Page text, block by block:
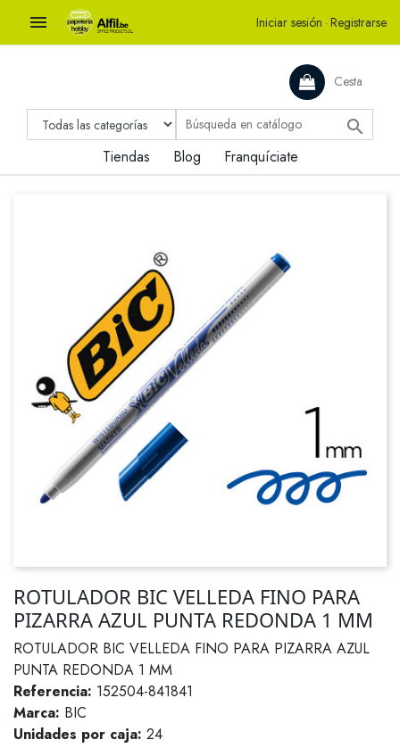
 Iniciar sesión · Registrarse
Cesta

Tiendas Blog Franquíciate
ROTULADOR BIC VELLEDA FINO PARA
PIZARRA AZUL PUNTA REDONDA 1 MM
ROTULADOR BIC VELLEDA FINO PARA PIZARRA AZUL
PUNTA REDONDA 1 MM
Referencia: 152504-841841
Marca: BIC
Unidades por caja: 24